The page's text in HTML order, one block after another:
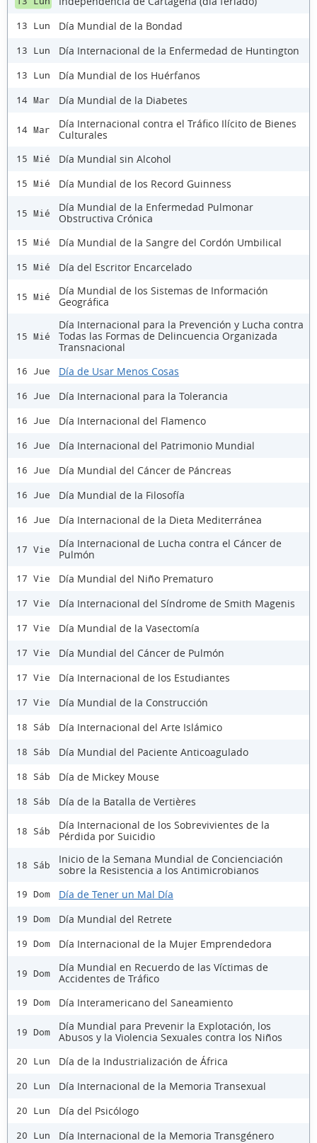
13 Lun Día Mundial de la Bondad
13 Lun Día Internacional de la Enfermedad de Huntington
13 Lun Día Mundial de los Huérfanos
14 Mar Día Mundial de la Diabetes
14 Mar
Día Internacional contra el Tráfico Ilícito de Bienes
Culturales
15 Mié Día Mundial sin Alcohol
15 Mié Día Mundial de los Record Guinness
15 Mié
Día Mundial de la Enfermedad Pulmonar
Obstructiva Crónica
15 Mié Día Mundial de la Sangre del Cordón Umbilical
15 Mié Día del Escritor Encarcelado
15 Mié
Día Mundial de los Sistemas de Información
Geográfica
15 Mié
Día Internacional para la Prevención y Lucha contra
Todas las Formas de Delincuencia Organizada
Transnacional
16 Jue Día de Usar Menos Cosas
16 Jue Día Internacional para la Tolerancia
16 Jue Día Internacional del Flamenco
16 Jue Día Internacional del Patrimonio Mundial
16 Jue Día Mundial del Cáncer de Páncreas
16 Jue Día Mundial de la Filosofía
16 Jue Día Internacional de la Dieta Mediterránea
17 Vie
Día Internacional de Lucha contra el Cáncer de
Pulmón
17 Vie Día Mundial del Niño Prematuro
17 Vie Día Internacional del Síndrome de Smith Magenis
17 Vie Día Mundial de la Vasectomía
17 Vie Día Mundial del Cáncer de Pulmón
17 Vie Día Internacional de los Estudiantes
17 Vie Día Mundial de la Construcción
18 Sáb Día Internacional del Arte Islámico
18 Sáb Día Mundial del Paciente Anticoagulado
18 Sáb Día de Mickey Mouse
18 Sáb Día de la Batalla de Vertières
18 Sáb
Día Internacional de los Sobrevivientes de la
Pérdida por Suicidio
18 Sáb
Inicio de la Semana Mundial de Concienciación
sobre la Resistencia a los Antimicrobianos
19 Dom Día de Tener un Mal Día
19 Dom Día Mundial del Retrete
19 Dom Día Internacional de la Mujer Emprendedora
19 Dom
Día Mundial en Recuerdo de las Víctimas de
Accidentes de Tráfico
19 Dom Día Interamericano del Saneamiento
19 Dom
Día Mundial para Prevenir la Explotación, los
Abusos y la Violencia Sexuales contra los Niños
20 Lun Día de la Industrialización de África
20 Lun Día Internacional de la Memoria Transexual
20 Lun Día del Psicólogo
20 Lun Día Internacional de la Memoria Transgénero